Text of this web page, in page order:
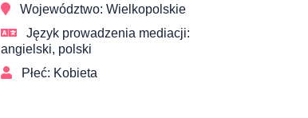
Województwo Wielkopolskie
Język prowadzenia mediacji
angielski, polski
Płeć
Kobieta